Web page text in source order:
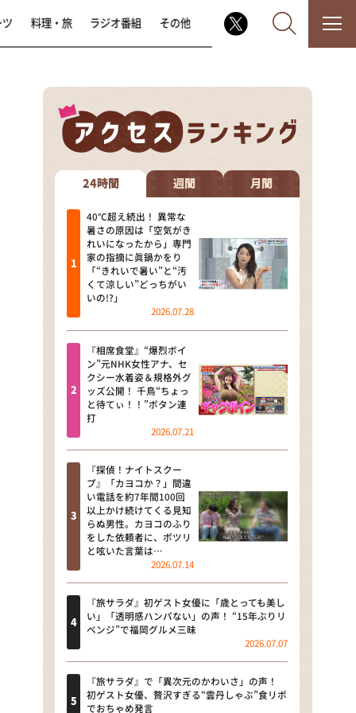
なるみ・岡村の過ぎるTV
相席食堂
これ余談なんですけど・・・
～人生密着トークバラエティ！
～ やすとものいたって真剣です
探偵！ナイトスクープ
news おかえり
河合＆A.B.C-Z塚田×福井アナ
「なんでやねん！？」（news お
かえり）
DAIGOも台所 ～きょうの献立 何
にする？～
本日はダイアンなり！シーズン２
朝だ！生です旅サラダ
教えて！ニュースライブ 正義の
ミカタ
ＬＩＦＥ～夢のカタチ～
新婚さんいらっしゃい！
ザキ山小屋本館
料理・旅 ラジオ番組 その他
24時間 週間 月間
40℃超え続出！ 異常な
暑さの原因は「空気がき
れいになったから」専門
家の指摘に眞鍋かをり
「“きれいで暑い”と“汚
くて涼しい”どっちがい
いの!?」
2026.07.28
『相席食堂』“爆烈ボイ
ン”元NHK女性アナ、セ
クシー水着姿＆規格外グ
ッズ公開！ 千鳥“ちょっ
と待てぃ！！”ボタン連
打
2026.07.21
『探偵！ナイトスクー
プ』「カヨコか？」間違
い電話を約7年間100回
以上かけ続けてくる見知
らぬ男性。カヨコのふり
をした依頼者に、ポツリ
と呟いた言葉は…
2026.07.14
『旅サラダ』初ゲスト女優に「歳とっても美し
い」「透明感ハンパない」の声！ “15年ぶりリ
ベンジ”で福岡グルメ三昧
2026.07.07
『旅サラダ』で「異次元のかわいさ」の声！
初ゲスト女優、贅沢すぎる“雲丹しゃぶ”食リポ
でおちゃめ発言